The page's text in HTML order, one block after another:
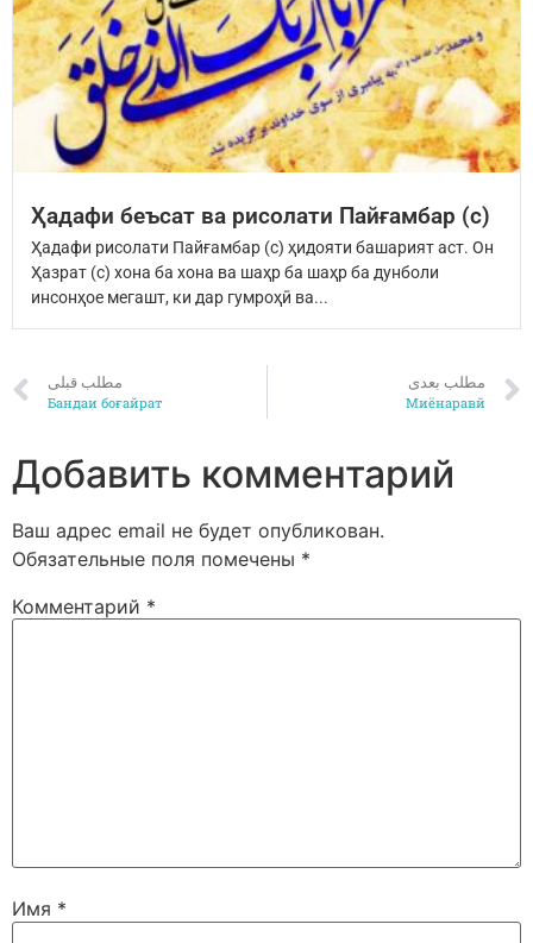
Ҳадафи беъсат ва рисолати Пайғамбар (с)
Ҳадафи рисолати Пайғамбар (с) ҳидояти башарият аст. Он
Ҳазрат (с) хона ба хона ва шаҳр ба шаҳр ба дунболи
инсонҳое мегашт, ки дар гумроҳӣ ва...
مطلب قبلی
Бандаи боғайрат
مطلب بعدی
Миёнаравӣ
Добавить комментарий
Ваш адрес email не будет опубликован.
Обязательные поля помечены *
Комментарий *
Имя *